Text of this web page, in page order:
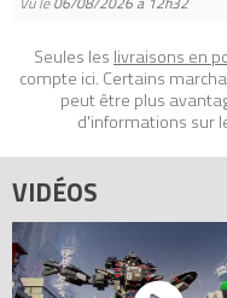
Seules les livraisons en
compte ici. Certains
peut être plus
d'informations sur
VIDÉOS